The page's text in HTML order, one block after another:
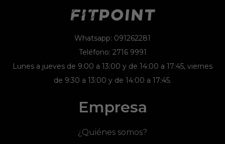
Whatsapp: 091262281
Teléfono: 2716 9991
Lunes a jueves de 9:00 a 13:00 y de 14:00 a 17:45, viernes
de 9:30 a 13:00 y de 14:00 a 17:45.
Empresa
¿Quiénes somos?